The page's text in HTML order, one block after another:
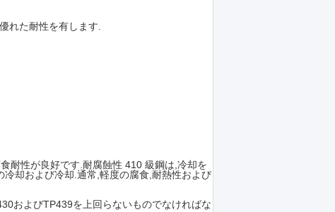
れた耐性を有します.
耐性が良好です.耐腐蝕性 410 級鋼は,冷却を
却および冷却.通常,軽度の腐食,耐熱性および
およびTP439を上回らないものでなければな